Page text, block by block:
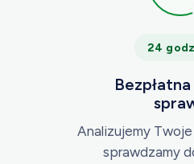
24
Analizujemy
sprawdzamy